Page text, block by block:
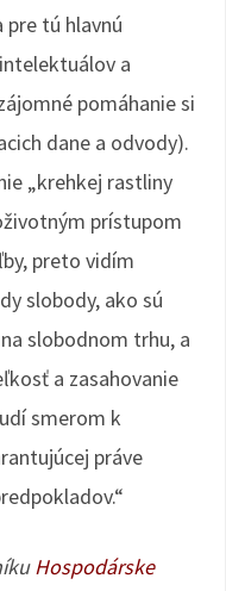
pre tú hlavnú
a
pomáhanie si
dane a odvody).
„krehkej rastliny
prístupom
preto vidím
slobody, ako sú
slobodnom trhu, a
a zasahovanie
smerom k
práve
Hospodárske